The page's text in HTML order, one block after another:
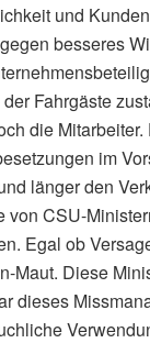
und
besseres
Fahrgäste
die
im
länger den
von CSU-
Egal ob
Maut. Diese
dieses